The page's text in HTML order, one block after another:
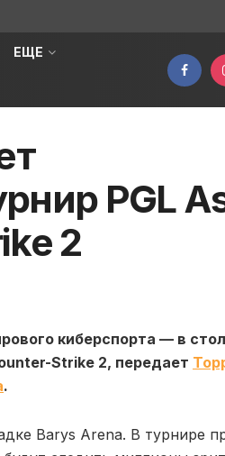
ЕЩЕ
PGL
2
киберспорта — в
Strike 2, передает
.
Barys Arena. В турнире